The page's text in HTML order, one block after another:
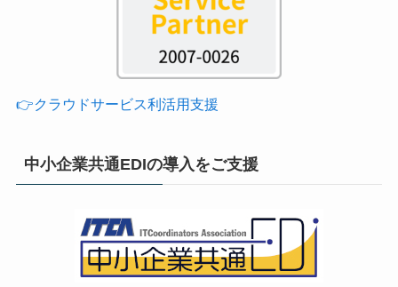
👉クラウドサービス利活用支援
中小企業共通EDIの導入をご支援